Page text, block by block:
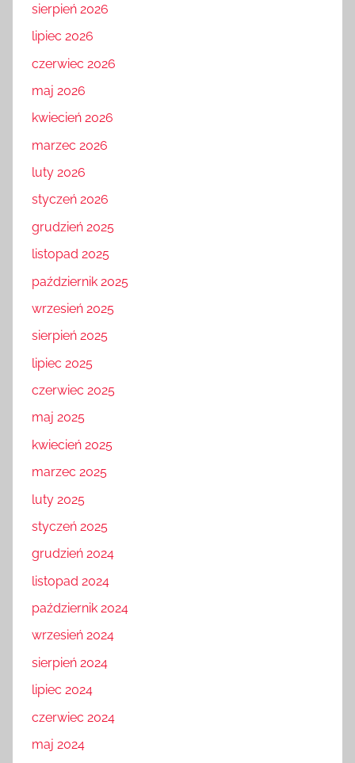
sierpień 2026
lipiec 2026
czerwiec 2026
maj 2026
kwiecień 2026
marzec 2026
luty 2026
styczeń 2026
grudzień 2025
listopad 2025
październik 2025
wrzesień 2025
sierpień 2025
lipiec 2025
czerwiec 2025
maj 2025
kwiecień 2025
marzec 2025
luty 2025
styczeń 2025
grudzień 2024
listopad 2024
październik 2024
wrzesień 2024
sierpień 2024
lipiec 2024
czerwiec 2024
maj 2024